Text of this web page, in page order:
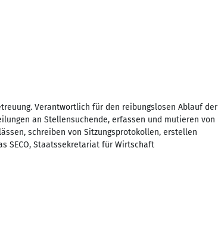
Verantwortlich für den reibungslosen Ablauf der
an Stellensuchende, erfassen und mutieren von
schreiben von Sitzungsprotokollen, erstellen
SECO, Staatssekretariat für Wirtschaft